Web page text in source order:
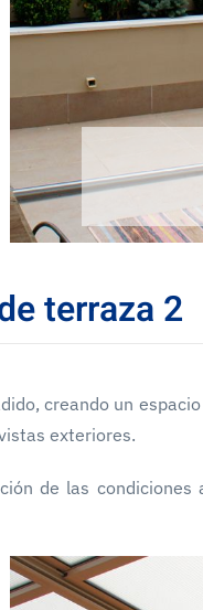
terraza 2
creando un
exteriores.
de las